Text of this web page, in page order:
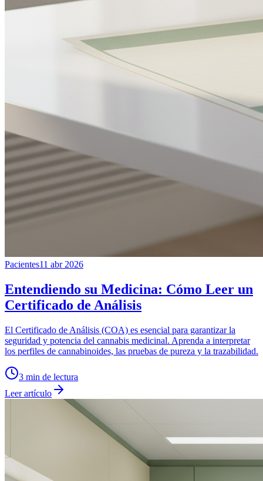
Pacientes11 abr 2026
Entendiendo su Medicina: Cómo Leer un
Certificado de Análisis
El Certificado de Análisis (COA) es esencial para garantizar la
seguridad y potencia del cannabis medicinal. Aprenda a interpretar
los perfiles de cannabinoides, las pruebas de pureza y la trazabilidad.
3 min de lectura
Leer artículo